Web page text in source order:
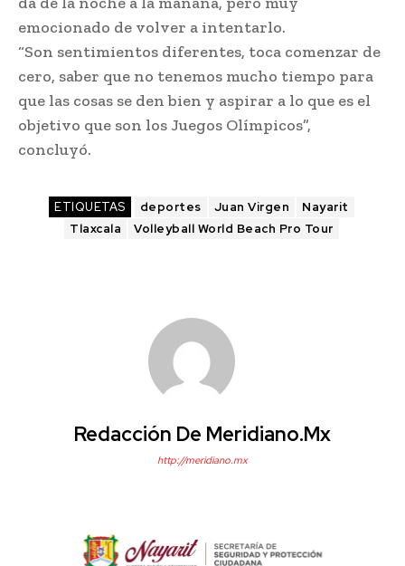
emocionado de volver a intentarlo.
“Son sentimientos diferentes, toca comenzar de
cero, saber que no tenemos mucho tiempo para
que las cosas se den bien y aspirar a lo que es el
objetivo que son los Juegos Olímpicos”,
concluyó.
ETIQUETAS deportes Juan Virgen
Nayarit
Tlaxcala
Volleyball World Beach Pro Tour
Redacción De Meridiano.mx
http://meridiano.mx